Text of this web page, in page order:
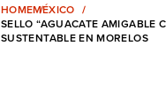
HOMEMÉXICO
SELLO “AGUACATE AMIGABLE
SUSTENTABLE EN MORELOS